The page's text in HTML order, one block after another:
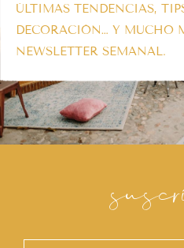
ÚLTIMAS TENDENCIAS,
DECORACIÓN… Y MUCHO
NEWSLETTER SEMANAL.